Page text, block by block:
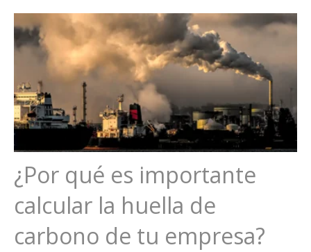
¿Por qué es importante
calcular la huella de
carbono de tu empresa?